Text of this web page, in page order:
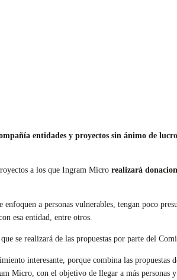
entidades y proyectos sin ánimo de
a los que Ingram Micro realizará
a personas vulnerables, tengan poco
esa entidad, entre otros.
se realizará de las propuestas por parte del
interesante, porque combina las propuestas
Micro, con el objetivo de llegar a más personas y